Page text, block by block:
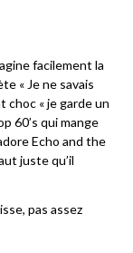
facilement la
« Je ne savais
choc « je garde un
60’s qui mange
Echo and the
juste qu’il
pas assez